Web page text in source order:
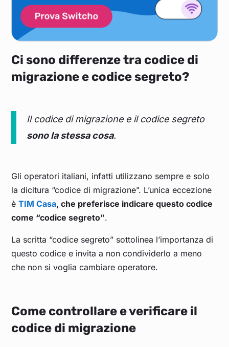
Ci sono differenze tra codice di
migrazione e codice segreto?
Il codice di migrazione e il codice segreto
sono la stessa cosa.
Gli operatori italiani, infatti utilizzano sempre e solo
la dicitura “codice di migrazione”. L’unica eccezione
èTIM Casa, che preferisce indicare questo codice
come “codice segreto”.
La scritta “codice segreto” sottolinea l’importanza di
questo codice e invita a non condividerlo a meno
che non si voglia cambiare operatore.
Come controllare e verificare il
codice di migrazione